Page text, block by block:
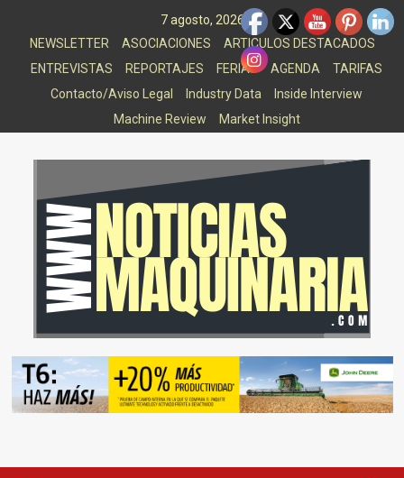
7 agosto, 2026
NEWSLETTER
ASOCIACIONES
ARTICULOS DESTACADOS
ENTREVISTAS
REPORTAJES FERIAS AGENDA
TARIFAS
Contacto/Aviso Legal
Industry Data
Inside Interview
Machine Review
Market Insight